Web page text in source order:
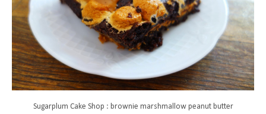
Sugarplum Cake Shop : brownie marshmallow peanut butter